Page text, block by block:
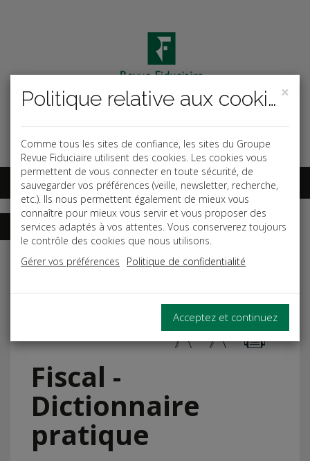
Code ouvrage OK
Espace abonnés
Accueil Dictionnaires Fiscal
Date de parution: Avril 2026
Fiscal -
Dictionnaire
pratique
×
Politique relative aux cookies
Comme tous les sites de confiance, les sites du Groupe
Revue Fiduciaire utilisent des cookies. Les cookies vous
permettent de vous connecter en toute sécurité, de
sauvegarder vos préférences (veille, newsletter, recherche,
etc.). Ils nous permettent également de mieux vous
connaître pour mieux vous servir et vous proposer des
services adaptés à vos attentes. Vous conserverez toujours
le contrôle des cookies que nous utilisons.
Gérer vos préférences
Politique de confidentialité
Acceptez et continuez